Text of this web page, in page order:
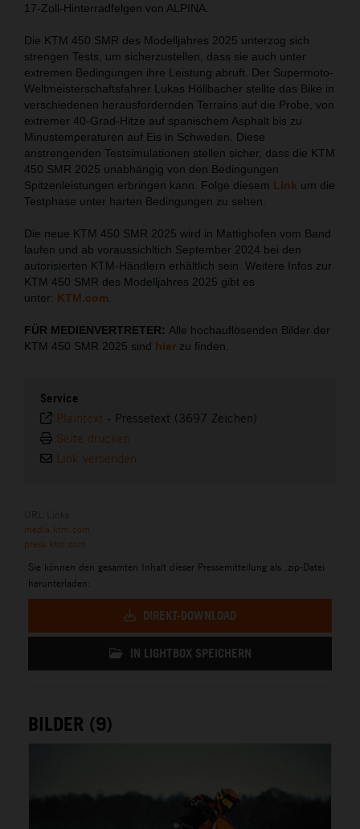
17-Zoll-Hinterradfelgen von ALPINA.
Die KTM 450 SMR des Modelljahres 2025 unterzog sich
strengen Tests, um sicherzustellen, dass sie auch unter
extremen Bedingungen ihre Leistung abruft. Der Supermoto-
Weltmeisterschaftsfahrer Lukas Höllbacher stellte das Bike in
verschiedenen herausfordernden Terrains auf die Probe, von
extremer 40-Grad-Hitze auf spanischem Asphalt bis zu
Minustemperaturen auf Eis in Schweden. Diese
anstrengenden Testsimulationen stellen sicher, dass die KTM
450 SMR 2025 unabhängig von den Bedingungen
Spitzenleistungen erbringen kann. Folge diesem Link um die
Testphase unter harten Bedingungen zu sehen.
Die neue KTM 450 SMR 2025 wird in Mattighofen vom Band
laufen und ab voraussichltich September 2024 bei den
autorisierten KTM-Händlern erhältlich sein. Weitere Infos zur
KTM 450 SMR des Modelljahres 2025 gibt es
unter: KTM.com
FÜR MEDIENVERTRETER: Alle hochauflösenden Bilder der
KTM 450 SMR 2025 sind hier zu finden.
Service
Plaintext - Pressetext (3697 Zeichen)
Seite drucken
Link versenden
media.ktm.com
press.ktm.com
Sie können den gesamten Inhalt dieser Pressemitteilung als .zip-Datei
herunterladen:
DIREKT-DOWNLOAD
IN LIGHTBOX SPEICHERN
BILDER (9)